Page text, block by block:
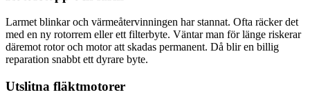
Larmet blinkar och värmeåtervinningen har stannat. Ofta räcker det
med en ny rotorrem eller ett filterbyte. Väntar man för länge riskerar
däremot rotor och motor att skadas permanent. Då blir en billig
reparation snabbt ett dyrare byte.
Utslitna fläktmotorer